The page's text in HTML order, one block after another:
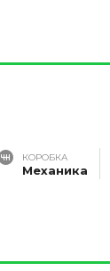
КОРОБКА
Механика